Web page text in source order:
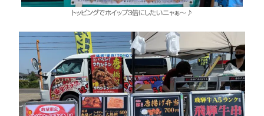
トッピングでホイップ３倍にしたいニャぁ～♪